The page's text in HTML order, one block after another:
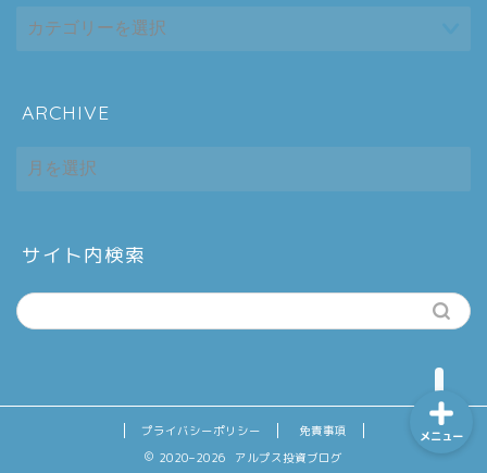
ARCHIVE
ARCHIVE
サイト内検索
プライバシーポリシー
免責事項
2020–2026 アルプス投資ブログ
メニュー